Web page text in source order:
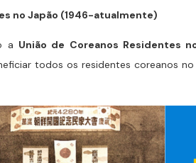
no Japão (1946-atualmente)
a União de Coreanos Residentes
todos os residentes coreanos